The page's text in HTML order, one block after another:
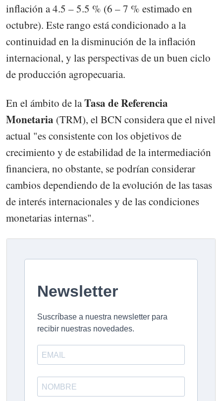
inflación a 4.5 – 5.5 % (6 – 7 % estimado en
octubre). Este rango está condicionado a la
continuidad en la disminución de la inflación
internacional, y las perspectivas de un buen ciclo
de producción agropecuaria.
En el ámbito de laTasa de Referencia
Monetaria (TRM), el BCN considera que el nivel
actual "es consistente con los objetivos de
crecimiento y de estabilidad de la intermediación
financiera, no obstante, se podrían considerar
cambios dependiendo de la evolución de las tasas
de interés internacionales y de las condiciones
monetarias internas".